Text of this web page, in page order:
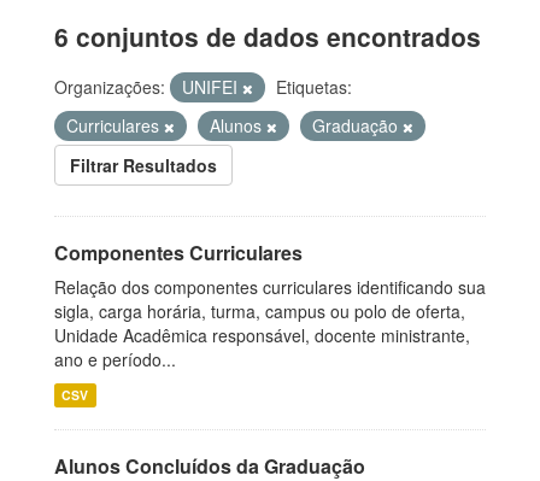
6 conjuntos de dados encontrados
Organizações: UNIFEI
Etiquetas:
Curriculares
Alunos
Graduação
Filtrar Resultados
Componentes Curriculares
Relação dos componentes curriculares identificando sua
sigla, carga horária, turma, campus ou polo de oferta,
Unidade Acadêmica responsável, docente ministrante,
ano e período...
CSV
Alunos Concluídos da Graduação